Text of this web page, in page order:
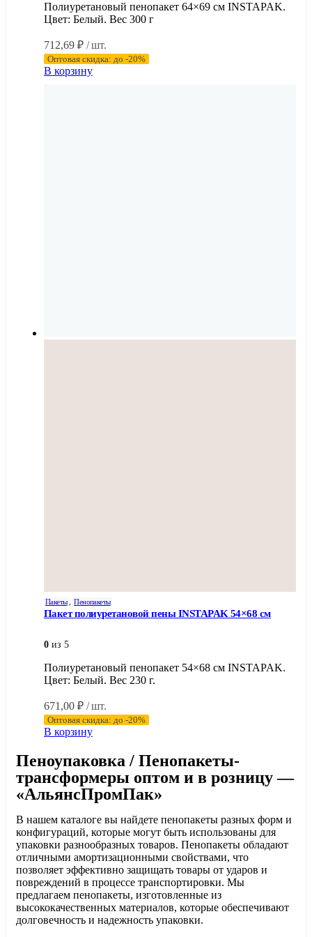
Полиуретановый пенопакет 64×69 см INSTAPAK.
Цвет: Белый. Вес 300 г
712,69 ₽ / шт.
Оптовая скидка: до -20%
В корзину
Пакеты, Пенопакеты
Пакет полиуретановой пены INSTAPAK 54×68 см
0 из 5
Полиуретановый пенопакет 54×68 см INSTAPAK.
Цвет: Белый. Вес 230 г.
671,00 ₽ / шт.
Оптовая скидка: до -20%
В корзину
Пеноупаковка / Пенопакеты-
трансформеры оптом и в розницу —
«АльянсПромПак»
В нашем каталоге вы найдете пенопакеты разных форм и
конфигураций, которые могут быть использованы для
упаковки разнообразных товаров. Пенопакеты обладают
отличными амортизационными свойствами, что
позволяет эффективно защищать товары от ударов и
повреждений в процессе транспортировки. Мы
предлагаем пенопакеты, изготовленные из
высококачественных материалов, которые обеспечивают
долговечность и надежность упаковки.